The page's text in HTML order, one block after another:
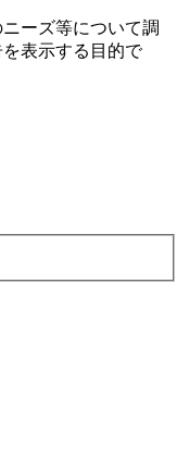
ーズ等について調
表⽰する⽬的で